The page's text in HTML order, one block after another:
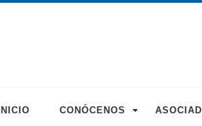
INICIO CONÓCENOS